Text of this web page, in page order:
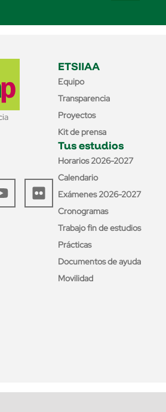
ETSIIAA
Equipo
Transparencia
Proyectos
Kit de prensa
Tus estudios
Horarios 2026-2027
Calendario
Exámenes 2026-2027
Cronogramas
Trabajo fin de estudios
Prácticas
Documentos de ayuda
Movilidad